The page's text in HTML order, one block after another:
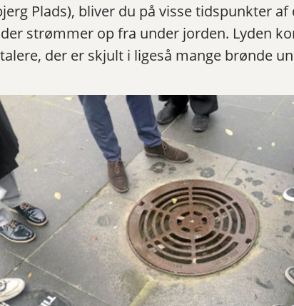
Plads), bliver du på visse tidspunkter
strømmer op fra under jorden. Lyden
der er skjult i ligeså mange brønde